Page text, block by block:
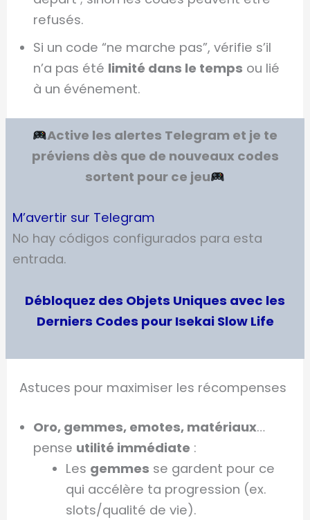
refusés.
Si un code “ne marche pas”, vérifie s’il
n’a pas été limité dans le temps ou lié
à un événement.
Active les alertes Telegram et je te
préviens dès que de nouveaux codes
sortent pour ce jeu
M’avertir sur Telegram
No hay códigos configurados para esta
entrada.
Débloquez des Objets Uniques avec les
Derniers Codes pour Isekai Slow Life
Astuces pour maximiser les récompenses
Oro, gemmes, emotes, matériaux…
pense utilité immédiate :
Les gemmes se gardent pour ce
qui accélère ta progression (ex.
slots/qualité de vie).